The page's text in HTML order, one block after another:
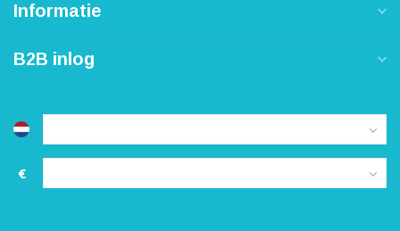
Informatie
B2B inlog
€